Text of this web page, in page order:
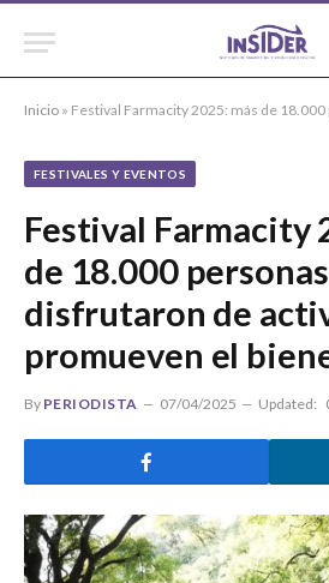
Inicio » Festival Farmacity 2025: más de 18.000 personas disfrutaron
FESTIVALES Y EVENTOS
Festival Farmacity
de 18.000 personas
disfrutaron de
promueven el
By PERIODISTA 07/04/2025 Updated: